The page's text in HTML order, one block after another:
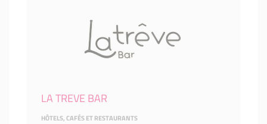
LA TREVE BAR
HÔTELS, CAFÉS ET RESTAURANTS